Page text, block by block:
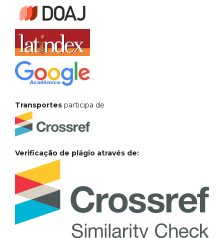
Transportes participa de
Verificação de plágio através de: